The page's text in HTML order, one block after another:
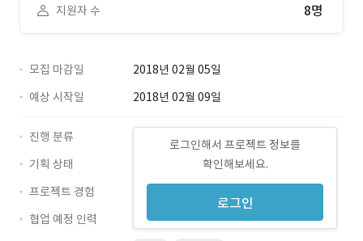
지원자 수 8명
모집 마감일
2018년 02월 05일
예상 시작일
2018년 02월 09일
로그인해서 프로젝트 정보를
확인해보세요.
로그인
진행 분류
기획 상태
프로젝트 경험
협업 예정 인력